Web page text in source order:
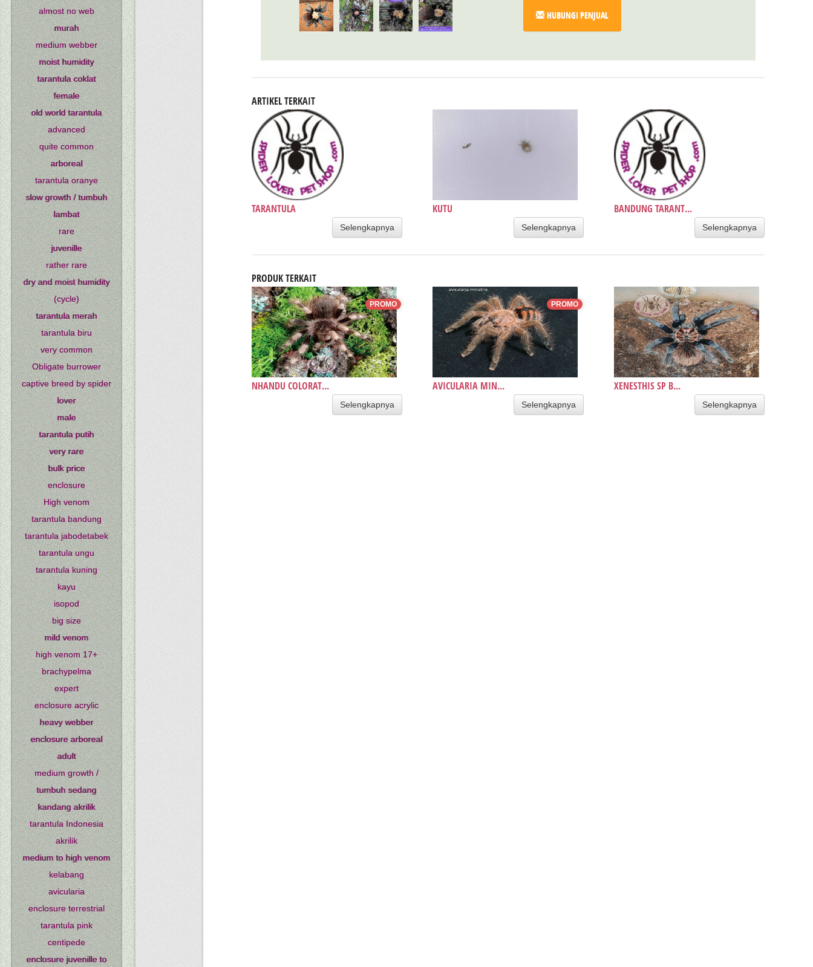
HUBUNGI PENJUAL
ARTIKEL TERKAIT
TARANTULA
Selengkapnya
KUTU
Selengkapnya
BANDUNG TARANT...
Selengkapnya
PRODUK TERKAIT
PROMO
NHANDU COLORAT...
Selengkapnya
PROMO
AVICULARIA MIN...
Selengkapnya
XENESTHIS SP B...
Selengkapnya
almost no web
murah
medium webber
moist humidity
tarantula coklat
female
old world tarantula
advanced
quite common
arboreal
tarantula oranye
slow growth / tumbuh
lambat
rare
juvenille
rather rare
dry and moist humidity
(cycle)
tarantula merah
tarantula biru
very common
Obligate burrower
captive breed by spider
lover
male
tarantula putih
very rare
bulk price
enclosure
High venom
tarantula bandung
tarantula jabodetabek
tarantula ungu
tarantula kuning
kayu
isopod
big size
mild venom
high venom 17+
brachypelma
expert
enclosure acrylic
heavy webber
enclosure arboreal
adult
medium growth /
tumbuh sedang
kandang akrilik
tarantula Indonesia
akrilik
medium to high venom
kelabang
avicularia
enclosure terrestrial
tarantula pink
centipede
enclosure juvenille to